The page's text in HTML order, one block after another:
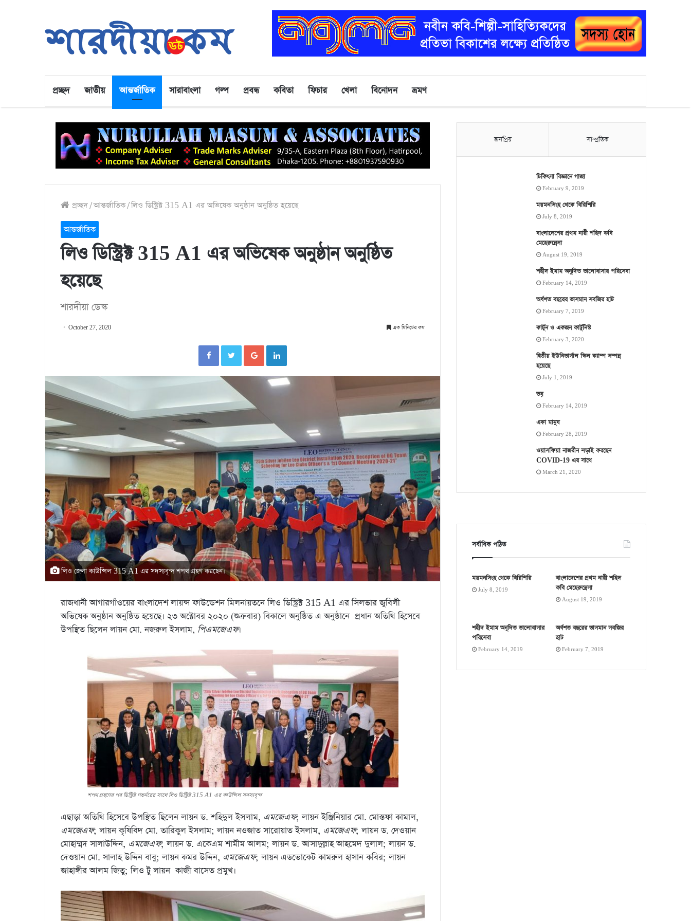
প্রচ্ছদ জাতীয় আন্তর্জাতিক সারাবাংলা গল্প প্রবন্ধ কবিতা ফিচার খেলা বিনোদন ভ্রমণ
প্রচ্ছদ/আন্তর্জাতিক/লিও ডিস্ট্রিক্ট 315 A1 এর অভিষেক অনুষ্ঠান অনুষ্ঠিত হয়েছে
আন্তর্জাতিক
লিও ডিস্ট্রিক্ট 315 A1 এর অভিষেক অনুষ্ঠান অনুষ্ঠিত
হয়েছে
শারদীয়া ডেস্ক
October 27, 2020 এক মিনিটের কম
FacebookTwitterGoogle+LinkedIn
লিও জেলা কাউন্সিল 315 A1 এর সদস্যবৃন্দ শপথ গ্রহণ করছেন।
রাজধানী আগারগাঁওয়ের বাংলাদেশ লায়ন্স ফাউন্ডেশন মিলনায়তনে লিও ডিস্ট্রিক্ট 315 A1 এর সিলভার জুবিলী
অভিষেক অনুষ্ঠান অনুষ্ঠিত হয়েছে। ২৩ অক্টোবর ২০২০ (শুক্রবার) বিকালে অনুষ্ঠিত এ অনুষ্ঠানে প্রধান অতিথি হিসেবে
উপস্থিত ছিলেন লায়ন মো. নজরুল ইসলাম, পিএমজেএফ।
শপথ গ্রহণের পর ডিস্ট্রিক্ট গভর্নরের সাথে লিও ডিস্ট্রিক্ট 315 A1 এর কাউন্সিল সদস্যবৃন্দ
এছাড়া অতিথি হিসেবে উপস্থিত ছিলেন লায়ন ড. শহিদুল ইসলাম, এমজেএফ; লায়ন ইঞ্জিনিয়ার মো. মোস্তফা কামাল,
এমজেএফ; লায়ন কৃষিবিদ মো. তারিকুল ইসলাম; লায়ন নওজাত সারোয়াত ইসলাম, এমজেএফ; লায়ন ড. দেওয়ান
মোহাম্মদ সালাউদ্দিন, এমজেএফ; লায়ন ড. একেএম শামীম আলম; লায়ন ড. আসাদুল্লাহ আহমেদ দুলাল; লায়ন ড.
দেওয়ান মো. সালাহ উদ্দিন বাবু; লায়ন কমর উদ্দিন, এমজেএফ; লায়ন এডভোকেট কামরুল হাসান কবির; লায়ন
জাহাঙ্গীর আলম জিতু; লিও টু লায়ন কাজী বাসেত প্রমুখ।
জনপ্রিয় সাম্প্রতিক
চিকিৎসা বিজ্ঞানে গাজা
February 9, 2019
ময়মনসিংহ থেকে বিরিশিরি
July 8, 2019
বাংলাদেশের প্রথম নারী শহিদ কবি
মেহেরুন্নেসা
August 19, 2019
শহীদ ইমাম অনূদিত ভালোবাসার পরিসেবা
February 14, 2019
অর্ধশত বছরের ভাসমান সবজির হাট
February 7, 2019
কার্টুন ও একজন কার্টুনিস্ট
February 3, 2020
দ্বিতীয় ইউনিভার্সাল স্কিল ক্যাম্প সম্পন্ন
হয়েছে
July 1, 2019
ভয়
February 14, 2019
একা মানুষ
February 28, 2019
ওয়াসফিয়া নাজরীন লড়াই করছেন
COVID-19 এর সাথে
March 21, 2020
সর্বাধিক পঠিত
ময়মনসিংহ থেকে বিরিশিরি
July 8, 2019
বাংলাদেশের প্রথম নারী শহিদ
কবি মেহেরুন্নেসা
August 19, 2019
শহীদ ইমাম অনূদিত ভালোবাসার
পরিসেবা
February 14, 2019
অর্ধশত বছরের ভাসমান সবজির
হাট
February 7, 2019